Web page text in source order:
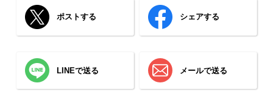
ポストする シェアする
LINEで送る メールで送る